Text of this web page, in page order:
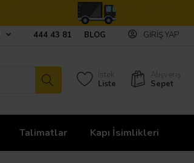
444 43 81 BLOG GIRIŞ YAP
İstek
Liste
Alışveriş
Sepet
Talimatlar Kapı İsimlikleri